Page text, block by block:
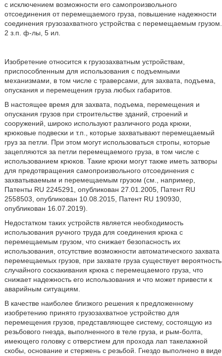
с исключением возможности его самопроизвольного
отсоединения от перемещаемого груза, повышение надежности
соединения грузозахватного устройства с перемещаемым грузом.
2 з.п. ф-лы, 5 ил.
Изобретение относится к грузозахватным устройствам,
приспособленным для использования с подъемными
механизмами, в том числе с траверсами, для захвата, подъема,
опускания и перемещения груза любых габаритов.
В настоящее время для захвата, подъема, перемещения и
опускания грузов при строительстве зданий, строений и
сооружений, широко используют различного рода крюки,
крюковые подвески и т.п., которые захватывают перемещаемый
груз за петли. При этом могут использоваться стропы, которые
зацепляются за петли перемещаемого груза, в том числе с
использованием крюков. Такие крюки могут также иметь затворы
для предотвращения самопроизвольного отсоединения с
захватываемым и перемещаемым грузом (см., например,
Патенты RU 2245291, опубликован 27.01.2005, Патент RU
2558503, опубликован 10.08.2015, Патент RU 190930,
опубликован 16.07.2019).
Недостатком таких устройств является необходимость
использования ручного труда для соединения крюка с
перемещаемым грузом, что снижает безопасность их
использования, отсутствие возможности автоматического захвата
перемещаемых грузов, при захвате груза существует вероятность
случайного соскакивания крюка с перемещаемого груза, что
снижает надежность его использования и что может привести к
аварийным ситуациям.
В качестве наиболее близкого решения к предложенному
изобретению принято грузозахватное устройство для
перемещения грузов, представляющее систему, состоящую из
резьбового гнезда, выполненного в теле груза, и рым-болта,
имеющего головку с отверстием для прохода лап такелажной
скобы, основание и стержень с резьбой. Гнездо выполнено в виде